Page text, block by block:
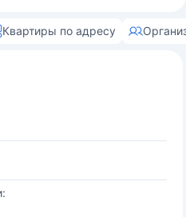
Квартиры по адресу